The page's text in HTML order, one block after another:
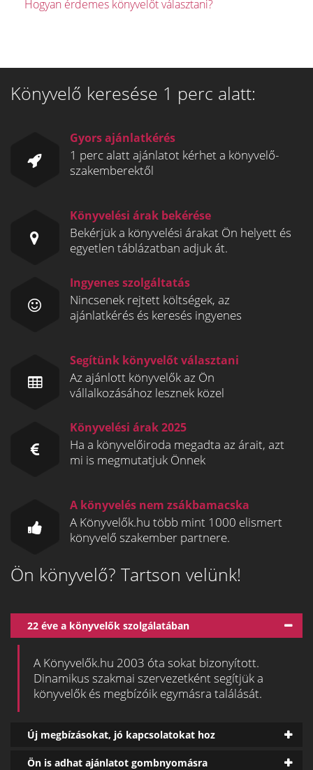
Hogyan érdemes könyvelőt választani?
Könyvelő keresése 1 perc alatt:
Gyors ajánlatkérés
1 perc alatt ajánlatot kérhet a könyvelő-
szakemberektől
Könyvelési árak bekérése
Bekérjük a könyvelési árakat Ön helyett és
egyetlen táblázatban adjuk át.
Ingyenes szolgáltatás
Nincsenek rejtett költségek, az
ajánlatkérés és keresés ingyenes
Segítünk könyvelőt választani
Az ajánlott könyvelők az Ön
vállalkozásához lesznek közel
Könyvelési árak 2025
Ha a könyvelőiroda megadta az árait, azt
mi is megmutatjuk Önnek
A könyvelés nem zsákbamacska
A Könyvelők.hu több mint 1000 elismert
könyvelő szakember partnere.
Ön könyvelő? Tartson velünk!
22 éve a könyvelők szolgálatában
A Könyvelők.hu 2003 óta sokat bizonyított.
Dinamikus szakmai szervezetként segítjük a
könyvelők és megbízóik egymásra találását.
Új megbízásokat, jó kapcsolatokat hoz
Ön is adhat ajánlatot gombnyomásra